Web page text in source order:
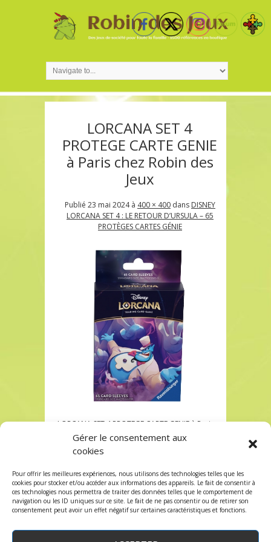
Gérer le consentement aux
cookies
Pour offrir les meilleures expériences, nous utilisons des technologies telles que les
cookies pour stocker et/ou accéder aux informations des appareils. Le fait de consentir à
ces technologies nous permettra de traiter des données telles que le comportement de
navigation ou les ID uniques sur ce site. Le fait de ne pas consentir ou de retirer son
consentement peut avoir un effet négatif sur certaines caractéristiques et fonctions.
LORCANA SET 4
PROTEGE CARTE GENIE
à Paris chez Robin des
Jeux
Publié 23 mai 2024à 400 × 400dans DISNEY
LORCANA SET 4 : LE RETOUR D’URSULA – 65
PROTÈGES CARTES GÉNIE
LORCANA SET 4 PROTEGE CARTE GENIE à Paris
chez Robin des Jeux
LORCANA SET 4 PROTEGE CARTE GENIE à Paris
Les commentaires et les trackbacks sont
fermés.